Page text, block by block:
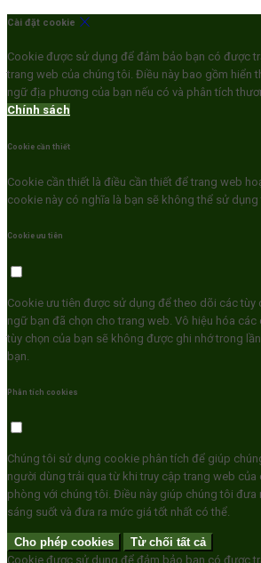
Cài đặt cookie
Cookie được sử dụng để đảm bảo bạn có được
trang web của chúng tôi. Điều này bao gồm hiển
ngữ địa phương của bạn nếu có và phân tích
Chính sách
Cookie cần thiết
Cookie cần thiết là điều cần thiết để trang web
cookie này có nghĩa là bạn sẽ không thể sử dụng
Cookie ưu tiên
Cookie ưu tiên được sử dụng để theo dõi các tùy
ngữ bạn đã chọn cho trang web. Vô hiệu hóa
tùy chọn của bạn sẽ không được ghi nhớ trong
bạn.
Phân tích cookies
Chúng tôi sử dụng cookie phân tích để giúp
người dùng trải qua từ khi truy cập trang web
phòng với chúng tôi. Điều này giúp chúng tôi đưa
sáng suốt và đưa ra mức giá tốt nhất có thể.
Cho phép cookies
Từ chối tất cả
Cookie được sử dụng để đảm bảo bạn có được